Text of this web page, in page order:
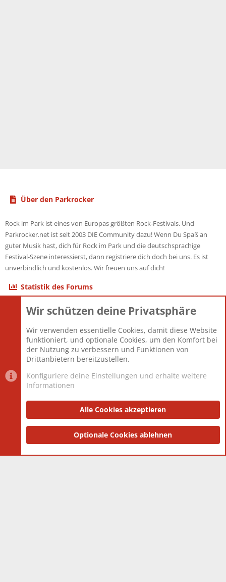
Über den Parkrocker
Rock im Park ist eines von Europas größten Rock-Festivals. Und
Parkrocker.net ist seit 2003 DIE Community dazu! Wenn Du Spaß an
guter Musik hast, dich für Rock im Park und die deutschsprachige
Festival-Szene interessierst, dann registriere dich doch bei uns. Es ist
unverbindlich und kostenlos. Wir freuen uns auf dich!
Statistik des Forums
Themen
Mitglieder
12.427
Neuestes Mitglied
Berlin
Datenschutzerklärung Impressum
Community platform by XenForo® © 2010-2025 XenForo Ltd.
and add-ons by ThemeHouse
Wir schützen deine Privatsphäre
Wir verwenden essentielle Cookies, damit diese Website
funktioniert, und optionale Cookies, um den Komfort bei
der Nutzung zu verbessern und Funktionen von
Drittanbietern bereitzustellen.
Konfiguriere deine Einstellungen und erhalte weitere
Informationen
Alle Cookies akzeptieren
Optionale Cookies ablehnen